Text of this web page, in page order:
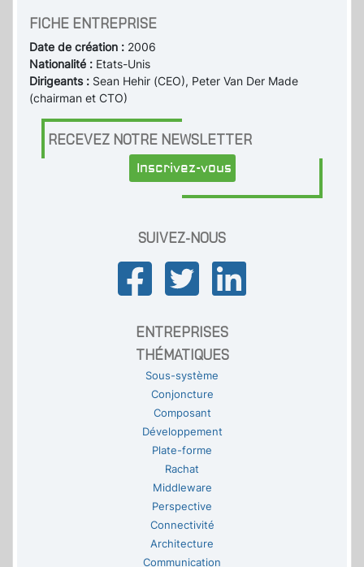
FICHE ENTREPRISE
Date de création : 2006
Nationalité : Etats-Unis
Dirigeants : Sean Hehir (CEO), Peter Van Der Made
(chairman et CTO)
RECEVEZ NOTRE NEWSLETTER
Inscrivez-vous
SUIVEZ-NOUS
ENTREPRISES
THÉMATIQUES
Sous-système
Conjoncture
Composant
Développement
Plate-forme
Rachat
Middleware
Perspective
Connectivité
Architecture
Communication